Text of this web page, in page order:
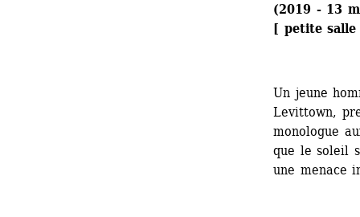
(2019 - 13
[ petite salle
Un jeune
Levittown,
monologue
que le soleil
une menace